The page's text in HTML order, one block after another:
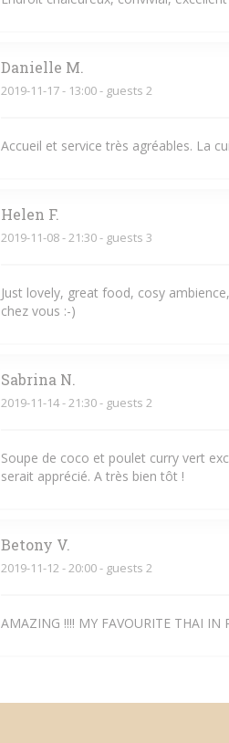
Danielle M
2019-11-17- 13:00 - guests 2
Accueil et service très agréables. La
Helen F
2019-11-08- 21:30 - guests 3
Just lovely, great food, cosy
chez vous :-)
Sabrina N
2019-11-14- 21:30 - guests 2
Soupe de coco et poulet curry vert
serait apprécié. A très bien tôt !
Betony V
2019-11-12 - 20:00 - guests 2
AMAZING !!!! MY FAVOURITE THAI IN